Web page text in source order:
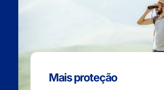
Mais proteção